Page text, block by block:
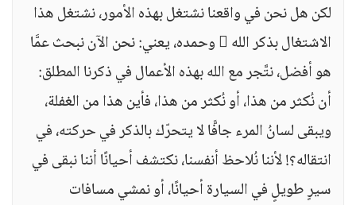
لكن هل نحن في واقعنا نشتغل بهذه الأمور، نشتغل هذا
الاشتغال بذكر الله  وحمده، يعني: نحن الآن نبحث عمَّا
هو أفضل، نتَّجر مع الله بهذه الأعمال في ذكرنا المطلق:
أن نُكثر من هذا، أو نُكثر من هذا، فأين هذا من الغفلة،
ويبقى لسانُ المرء جافًّا لا يتحرّك بالذكر في حركته، في
انتقاله؟! لأننا نُلاحظ أنفسنا، نكتشف أحيانًا أننا نبقى في
سيرٍ طويلٍ في السيارة أحيانًا، أو نمشي مسافات